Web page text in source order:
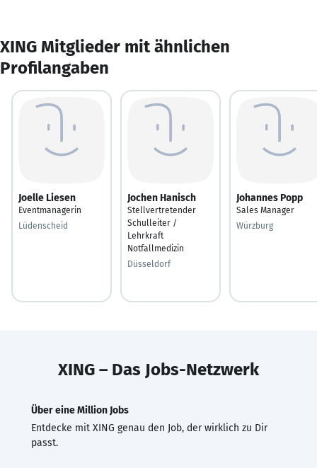
XING Mitglieder mit ähnlichen
Profilangaben
Joelle Liesen
Eventmanagerin
Lüdenscheid
Jochen Hanisch
Stellvertretender
Schulleiter /
Lehrkraft
Notfallmedizin
Düsseldorf
Johannes Popp
Sales Manager
Würzburg
XING – Das Jobs-Netzwerk
Über eine Million Jobs
Entdecke mit XING genau den Job, der wirklich zu Dir
passt.